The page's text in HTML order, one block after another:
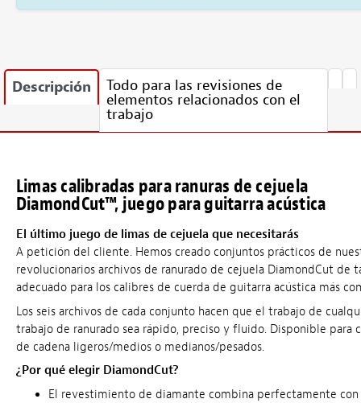
Descripción Todo para las revisiones de
elementos relacionados con el
trabajo
Limas calibradas para ranuras de cejuela
DiamondCut™, juego para guitarra acústica
El último juego de limas de cejuela que necesitarás
A petición del cliente. Hemos creado conjuntos prácticos de
revolucionarios archivos de ranurado de cejuela DiamondCut de
adecuado para los calibres de cuerda de guitarra acústica más
Los seis archivos de cada conjunto hacen que el trabajo de
trabajo de ranurado sea rápido, preciso y fluido. Disponible para
de cadena ligeros/medios o medianos/pesados.
¿Por qué elegir DiamondCut?
El revestimiento de diamante combina perfectamente con